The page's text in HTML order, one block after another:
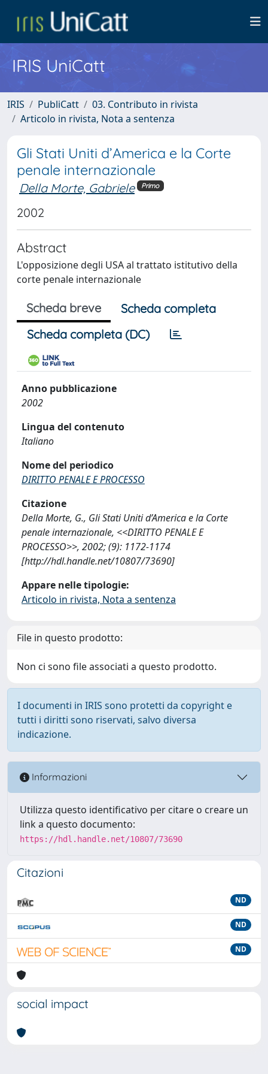
IRIS UniCatt
IRIS PubliCatt
03. Contributo in rivista
Articolo in rivista, Nota a sentenza
Gli Stati Uniti d’America e la Corte
penale internazionale
Della Morte, Gabriele Primo
2002
Abstract
L'opposizione degli USA al trattato istitutivo della
corte penale internazionale
Scheda breve
Scheda completa
Scheda completa (DC)
Anno pubblicazione
2002
Lingua del contenuto
Italiano
Nome del periodico
DIRITTO PENALE E PROCESSO
Citazione
Della Morte, G., Gli Stati Uniti d’America e la Corte
penale internazionale, <<DIRITTO PENALE E
PROCESSO>>, 2002; (9): 1172-1174
[http://hdl.handle.net/10807/73690]
Appare nelle tipologie:
Articolo in rivista, Nota a sentenza
File in questo prodotto:
Non ci sono file associati a questo prodotto.
I documenti in IRIS sono protetti da copyright e
tutti i diritti sono riservati, salvo diversa
indicazione.
Informazioni
Utilizza questo identificativo per citare o creare un
link a questo documento:
https://hdl.handle.net/10807/73690
Citazioni
ND
ND
ND
social impact